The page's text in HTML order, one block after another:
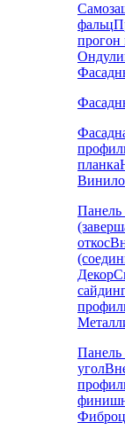
фальц
планка
Панель
откос
Декор
Панель
угол